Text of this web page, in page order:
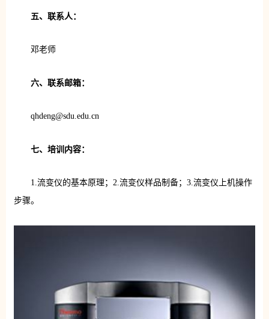
五、联系人：
邓老师
六、联系邮箱：
qhdeng@sdu.edu.cn
七、培训内容：
1.流变仪的基本原理；2.流变仪样品制备；3.流变仪上机操作
步骤。